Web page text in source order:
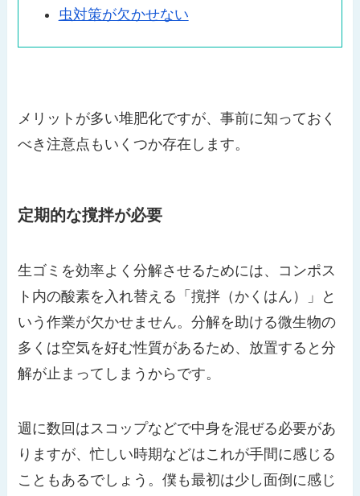
虫対策が欠かせない
メリットが多い堆肥化ですが、事前に知っておく
べき注意点もいくつか存在します。
定期的な撹拌が必要
生ゴミを効率よく分解させるためには、コンポス
ト内の酸素を入れ替える「撹拌（かくはん）」と
いう作業が欠かせません。分解を助ける微生物の
多くは空気を好む性質があるため、放置すると分
解が止まってしまうからです。
週に数回はスコップなどで中身を混ぜる必要があ
りますが、忙しい時期などはこれが手間に感じる
こともあるでしょう。僕も最初は少し面倒に感じ